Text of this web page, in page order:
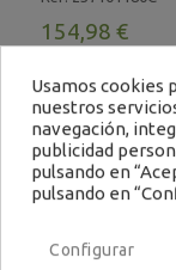
154,98 €
-
Usamos cookies
nuestros
navegación,
publicidad
pulsando en
pulsando en
Configurar